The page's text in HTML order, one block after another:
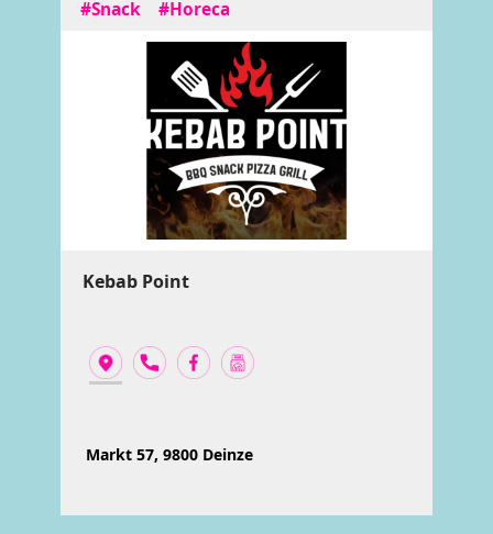
#Snack #Horeca
Kebab Point
Markt 57, 9800 Deinze